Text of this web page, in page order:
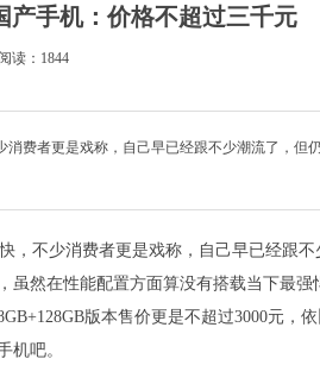
产手机：价格不超过三千元
阅读：1844
消费者更是戏称，自己早已经跟不少潮流了，但
，不少消费者更是戏称，自己早已经跟不
虽然在性能配置方面算没有搭载当下最强
版本售价更是不超过3000元，
机吧。